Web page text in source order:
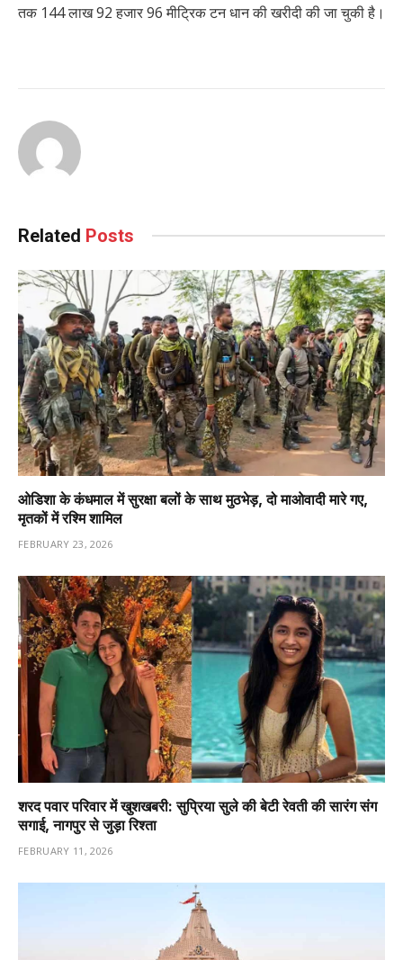
तक 144 लाख 92 हजार 96 मीट्रिक टन धान की खरीदी की जा चुकी है।
Related Posts
ओडिशा के कंधमाल में सुरक्षा बलों के साथ मुठभेड़, दो माओवादी मारे गए,
मृतकों में रश्मि शामिल
FEBRUARY 23, 2026
शरद पवार परिवार में खुशखबरी: सुप्रिया सुले की बेटी रेवती की सारंग संग
सगाई, नागपुर से जुड़ा रिश्ता
FEBRUARY 11, 2026